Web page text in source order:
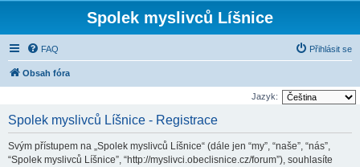
Spolek myslivců Líšnice
FAQ Přihlásit se
Obsah fóra
Jazyk:
Spolek myslivců Líšnice - Registrace
Svým přístupem na „Spolek myslivců Líšnice“ (dále jen “my”, “naše”, “nás”,
“Spolek myslivců Líšnice”, “http://myslivci.obeclisnice.cz/forum”), souhlasíte